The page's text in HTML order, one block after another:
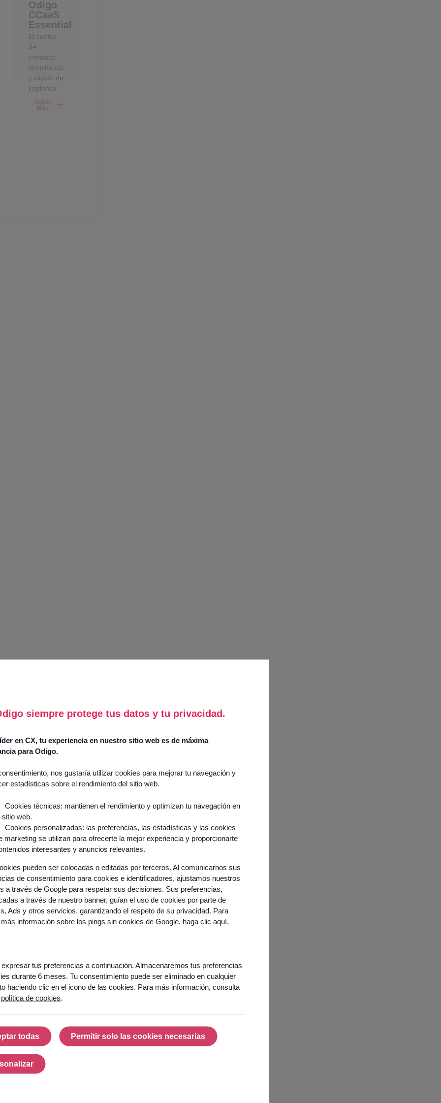
siempre protege tus datos y tu privacidad.
en CX, tu experiencia en nuestro sitio web es de máxima
para Odigo.
nos gustaría utilizar cookies para mejorar tu navegación y
estadísticas sobre el rendimiento del sitio web.
Cookies técnicas: mantienen el rendimiento y optimizan tu navegación en
sitio web.
Cookies personalizadas: las preferencias, las estadísticas y las cookies
marketing se utilizan para ofrecerte la mejor experiencia y proporcionarte
interesantes y anuncios relevantes.
pueden ser colocadas o editadas por terceros. Al comunicarnos sus
de consentimiento para cookies e identificadores, ajustamos nuestros
a través de Google para respetar sus decisiones. Sus preferencias,
a través de nuestro banner, guían el uso de cookies por parte de
Ads y otros servicios, garantizando el respeto de su privacidad. Para
información sobre los pings sin cookies de Google, haga clic aquí
expresar tus preferencias a continuación. Almacenaremos tus preferencias
durante 6 meses. Tu consentimiento puede ser eliminado en cualquier
haciendo clic en el icono de las cookies. Para más información, consulta
política de cookies
todas
Aceptar todas
Permitir solo las cookies necesarias
Permitir solo las cookies necesarias
Personalizar
Odigo
CCaaS
Essential
El centro
de
contacto
simplificado
y rápido de
implantar
Saber
Más